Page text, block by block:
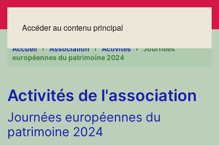
Accéder au contenu principal
Accueil Association Activités
Journées
européennes du patrimoine 2024
Activités de l'association
Journées européennes du
patrimoine 2024